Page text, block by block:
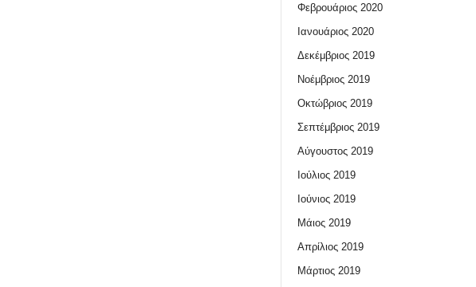
Φεβρουάριος 2020
Ιανουάριος 2020
Δεκέμβριος 2019
Νοέμβριος 2019
Οκτώβριος 2019
Σεπτέμβριος 2019
Αύγουστος 2019
Ιούλιος 2019
Ιούνιος 2019
Μάιος 2019
Απρίλιος 2019
Μάρτιος 2019